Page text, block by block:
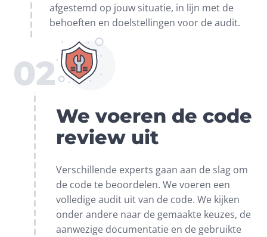
afgestemd op jouw situatie, in lijn met de
behoeften en doelstellingen voor de audit.
02
We voeren de code
review uit
Verschillende experts gaan aan de slag om
de code te beoordelen. We voeren een
volledige audit uit van de code. We kijken
onder andere naar de gemaakte keuzes, de
aanwezige documentatie en de gebruikte